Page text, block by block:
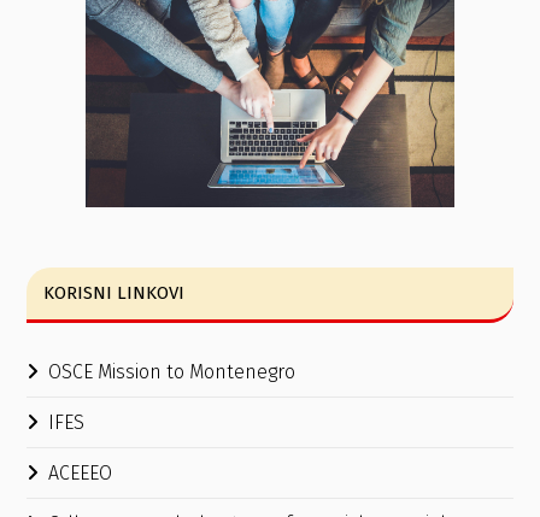
KORISNI LINKOVI
OSCE Mission to Montenegro
IFES
ACEEEO